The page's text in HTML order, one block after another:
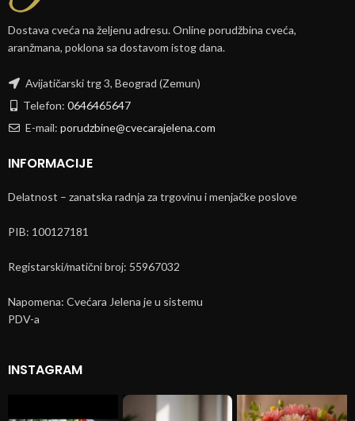
Dostava cveća na željenu adresu. Online porudžbina cveća,
aranžmana, poklona sa dostavom istog dana.
Avijatičarski trg 3, Beograd (Zemun)
Telefon: 0646465647
E-mail: porudzbine@cvecarajelena.com
INFORMACIJE
Delatnost – zanatska radnja za trgovinu i menjačke poslove
PIB: 100127181
Registarski/matični broj: 55967032
Napomena: Cvećara Jelena je u sistemu
PDV-a
INSTAGRAM